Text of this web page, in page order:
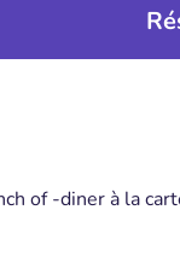
of -diner à la